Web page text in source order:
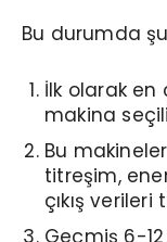
Bu durumda
İlk olarak en
makina
Bu
titreşim,
çıkış verileri
Geçmiş 6-